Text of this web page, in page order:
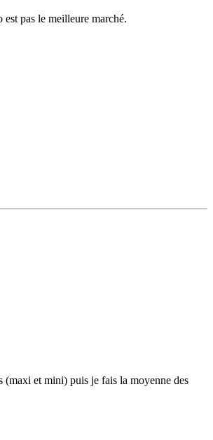
pas le meilleure marché.
(maxi et mini) puis je fais la moyenne des